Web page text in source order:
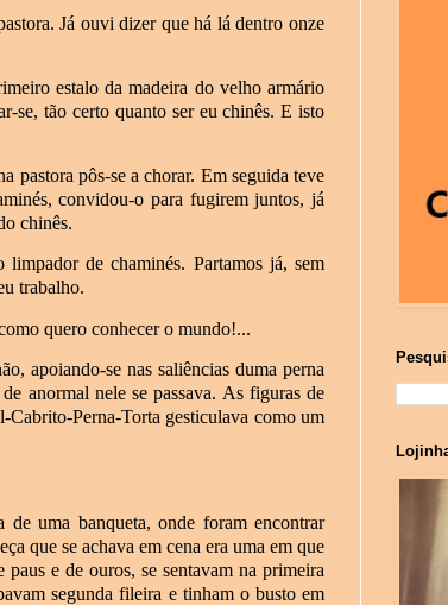
Já ouvi dizer que há lá dentro onze
estalo da madeira do velho armário
se, tão certo quanto ser eu chinês. E isto
pastora pôs-se a chorar. Em seguida teve
convidou-o para fugirem juntos, já
chinês.
de chaminés. Partamos já, sem
trabalho.
quero conhecer o mundo!...
apoiando-se nas saliências duma perna
anormal nele se passava. As figuras de
Cabrito-Perna-Torta gesticulava como um
de uma banqueta, onde foram encontrar
que se achava em cena era uma em que
paus e de ouros, se sentavam na primeira
segunda fileira e tinham o busto em